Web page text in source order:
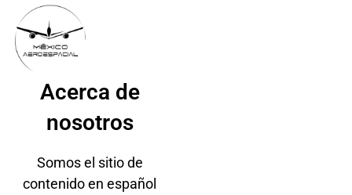
Acerca de
nosotros​
Somos el sitio de
contenido en español